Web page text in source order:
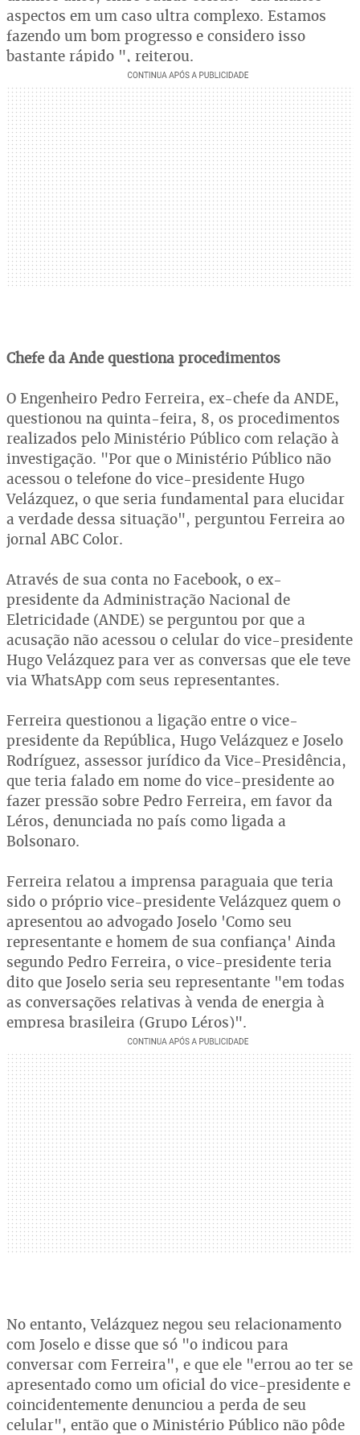
aspectos em um caso ultra complexo. Estamos
fazendo um bom progresso e considero isso
bastante rápido ", reiterou.
Chefe da Ande questiona procedimentos
O Engenheiro Pedro Ferreira, ex-chefe da ANDE,
questionou na quinta-feira, 8, os procedimentos
realizados pelo Ministério Público com relação à
investigação. "Por que o Ministério Público não
acessou o telefone do vice-presidente Hugo
Velázquez, o que seria fundamental para elucidar
a verdade dessa situação", perguntou Ferreira ao
jornal ABC Color.
Através de sua conta no Facebook, o ex-
presidente da Administração Nacional de
Eletricidade (ANDE) se perguntou por que a
acusação não acessou o celular do vice-presidente
Hugo Velázquez para ver as conversas que ele teve
via WhatsApp com seus representantes.
Ferreira questionou a ligação entre o vice-
presidente da República, Hugo Velázquez e Joselo
Rodríguez, assessor jurídico da Vice-Presidência,
que teria falado em nome do vice-presidente ao
fazer pressão sobre Pedro Ferreira, em favor da
Léros, denunciada no país como ligada a
Bolsonaro.
Ferreira relatou a imprensa paraguaia que teria
sido o próprio vice-presidente Velázquez quem o
apresentou ao advogado Joselo 'Como seu
representante e homem de sua confiança' Ainda
segundo Pedro Ferreira, o vice-presidente teria
dito que Joselo seria seu representante "em todas
as conversações relativas à venda de energia à
empresa brasileira (Grupo Léros)".
No entanto, Velázquez negou seu relacionamento
com Joselo e disse que só "o indicou para
conversar com Ferreira", e que ele "errou ao ter se
apresentado como um oficial do vice-presidente e
coincidentemente denunciou a perda de seu
celular", então que o Ministério Público não pôde